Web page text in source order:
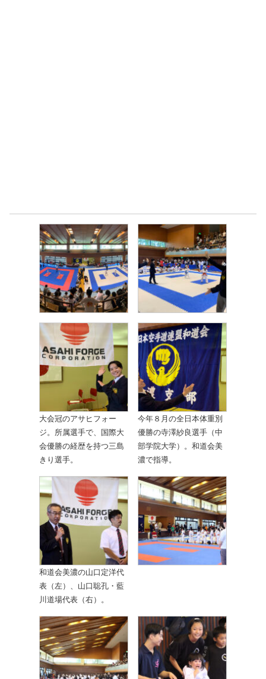
大会冠のアサヒフォー
ジ。所属選手で、国際大
会優勝の経歴を持つ三島
きり選手。
今年８月の全日本体重別
優勝の寺澤紗良選手（中
部学院大学）。和道会美
濃で指導。
和道会美濃の山口定洋代
表（左）、山口聡孔・藍
川道場代表（右）。